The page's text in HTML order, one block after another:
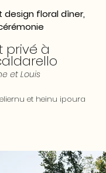
floral dîner,
privé à
et Louis
et heinu ipoura